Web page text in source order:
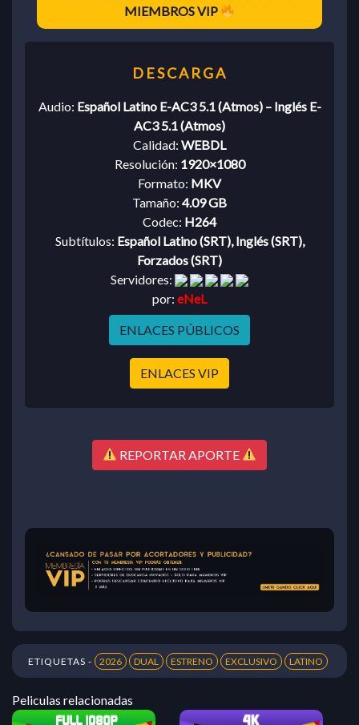
MIEMBROS VIP
Audio: Español Latino E-AC3 5.1 (Atmos) – Inglés E-
AC3 5.1 (Atmos)
Calidad: WEBDL
Resolución: 1920×1080
Formato: MKV
Tamaño: 4.09 GB
Codec: H264
Subtítulos: Español Latino (SRT), Inglés (SRT),
Forzados (SRT)
Servidores:
por: eNeL
ENLACES PÚBLICOS
ENLACES VIP
REPORTAR APORTE
ETIQUETAS - 2026 DUAL ESTRENO EXCLUSIVO LATINO
Peliculas relacionadas